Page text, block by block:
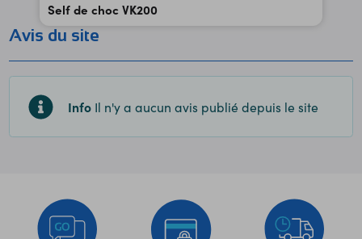
Self de choc VK200
Avis du site
Info Il n'y a aucun avis publié depuis le site